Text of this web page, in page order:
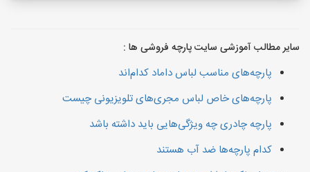
سایر مطالب آموزشی سایت پارچه فروشی ها :
پارچه‌های مناسب لباس داماد کدام‌اند
پارچه‌های خاص لباس مجری‌های تلویزیونی چیست
پارچه چادری چه ویژگی‌هایی باید داشته باشد
کدام پارچه‌ها ضد آب هستند